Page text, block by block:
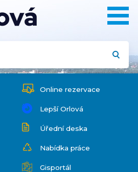
Online rezervace
Lepší Orlová
Úřední deska
Nabídka práce
Gisportál